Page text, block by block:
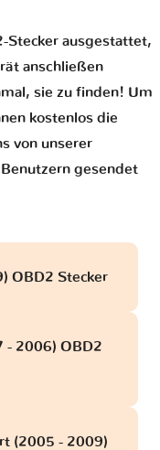
Stecker ausgestattet,
anschließen
sie zu finden! Um
kostenlos die
von unserer
gesendet
OBD2 Stecker
- 2006) OBD2
(2005 - 2009)